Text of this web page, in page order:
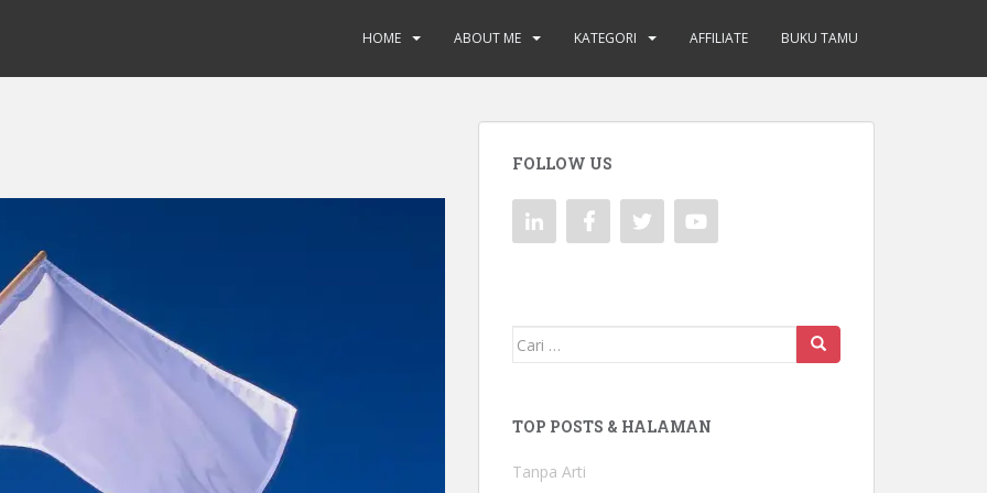
HOME ABOUT ME KATEGORI AFFILIATE BUKU TAMU
FOLLOW US
Mencari:
TOP POSTS & HALAMAN
Tanpa Arti